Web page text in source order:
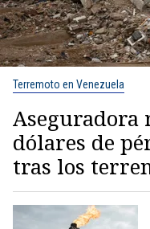
Terremoto en Venezuela
Aseguradora
dólares de
tras los